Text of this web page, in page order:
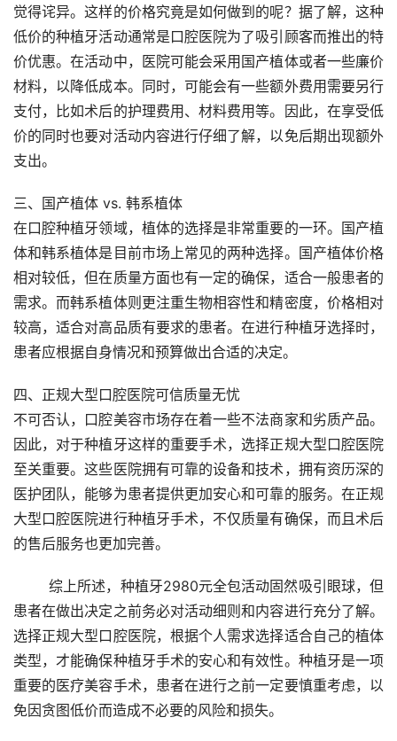
觉得诧异。这样的价格究竟是如何做到的呢？据了解，这种
低价的种植牙活动通常是口腔医院为了吸引顾客而推出的特
价优惠。在活动中，医院可能会采用国产植体或者一些廉价
材料，以降低成本。同时，可能会有一些额外费用需要另行
支付，比如术后的护理费用、材料费用等。因此，在享受低
价的同时也要对活动内容进行仔细了解，以免后期出现额外
支出。
三、国产植体 vs. 韩系植体
在口腔种植牙领域，植体的选择是非常重要的一环。国产植
体和韩系植体是目前市场上常见的两种选择。国产植体价格
相对较低，但在质量方面也有一定的确保，适合一般患者的
需求。而韩系植体则更注重生物相容性和精密度，价格相对
较高，适合对高品质有要求的患者。在进行种植牙选择时，
患者应根据自身情况和预算做出合适的决定。
四、正规大型口腔医院可信质量无忧
不可否认，口腔美容市场存在着一些不法商家和劣质产品。
因此，对于种植牙这样的重要手术，选择正规大型口腔医院
至关重要。这些医院拥有可靠的设备和技术，拥有资历深的
医护团队，能够为患者提供更加安心和可靠的服务。在正规
大型口腔医院进行种植牙手术，不仅质量有确保，而且术后
的售后服务也更加完善。
	综上所述，种植牙2980元全包活动固然吸引眼球，但
患者在做出决定之前务必对活动细则和内容进行充分了解。
选择正规大型口腔医院，根据个人需求选择适合自己的植体
类型，才能确保种植牙手术的安心和有效性。种植牙是一项
重要的医疗美容手术，患者在进行之前一定要慎重考虑，以
免因贪图低价而造成不必要的风险和损失。